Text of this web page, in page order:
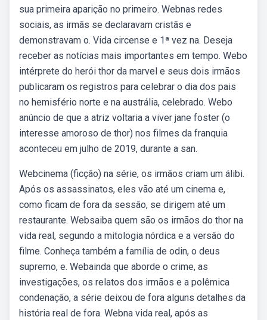
sua primeira aparição no primeiro. Webnas redes
sociais, as irmãs se declaravam cristãs e
demonstravam o. Vida circense e 1ª vez na. Deseja
receber as notícias mais importantes em tempo. Webo
intérprete do herói thor da marvel e seus dois irmãos
publicaram os registros para celebrar o dia dos pais
no hemisfério norte e na austrália, celebrado. Webo
anúncio de que a atriz voltaria a viver jane foster (o
interesse amoroso de thor) nos filmes da franquia
aconteceu em julho de 2019, durante a san.
Webcinema (ficção) na série, os irmãos criam um álibi.
Após os assassinatos, eles vão até um cinema e,
como ficam de fora da sessão, se dirigem até um
restaurante. Websaiba quem são os irmãos do thor na
vida real, segundo a mitologia nórdica e a versão do
filme. Conheça também a família de odin, o deus
supremo, e. Webainda que aborde o crime, as
investigações, os relatos dos irmãos e a polêmica
condenação, a série deixou de fora alguns detalhes da
história real de fora. Webna vida real, após as